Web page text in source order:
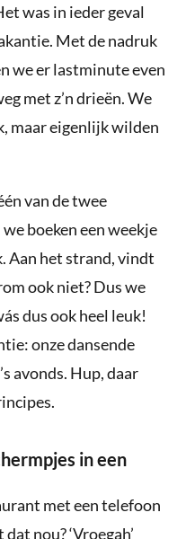
was in ieder geval
Met de nadruk
we er lastminute even
met z’n drieën. We
maar eigenlijk wilden
van de twee
boeken een weekje
Aan het strand, vindt
ook niet? Dus we
dus ook heel leuk!
onze dansende
avonds. Hup, daar
in een
met een telefoon
nou? ‘Vroegah’